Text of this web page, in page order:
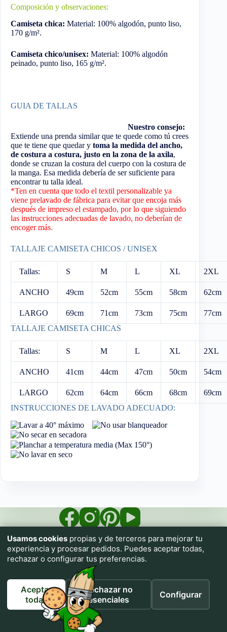
Composición y observaciones:
Camiseta chica: Material: 100% algodón, punto liso,
170 g/m².
Camiseta chico/unisex: Material: 100% algodón
peinado, punto liso, 165 g/m².
GUIA DE TALLAS
Nuestro consejo:
Extiende una prenda similar que te quede como tú crees
que te tiene que quedar y toma la medida del ancho,
de costura a costura, justo en la zona de la axila,
donde se cruzan la costura del cuerpo con la costura de
la manga. Esa medida debería de ser suficiente para
encontrar tu talla ideal.
*Ten en cuenta que todo el textil personalizable ya
viene prelavado de fábrica para evitar que encoja más
después de impreso el estampado, por lo que siguiendo
las instrucciones adecuadas de lavado, no deberían de
encoger más.
TALLAJE CAMISETA CHICOS / UNISEX
Tallas: S M L XL 2XL
ANCHO 49cm 52cm 55cm 58cm 62cm
LARGO 69cm 71cm 73cm 75cm
77cm
TALLAJE CAMISETA CHICAS
Tallas: S M L XL 2XL
ANCHO 41cm 44cm 47cm 50cm 54cm
LARGO 62cm 64cm 66cm 68cm
69cm
INSTRUCCIONES DE LAVADO ADECUADO:
Impresiona.me pone a tu alcance una imprenta textil con
prendas de calidad para que personalices tu ropa sin necesidad
de conocimientos.
Utiliza nuestros tutoriales de IA para generar cualquier diseño
Usamos cookies propias y de terceros para mejorar tu
experiencia y procesar pedidos. Puedes aceptar todas,
rechazar o configurar tus preferencias.
Aceptar
todas
Rechazar no
esenciales
Configurar